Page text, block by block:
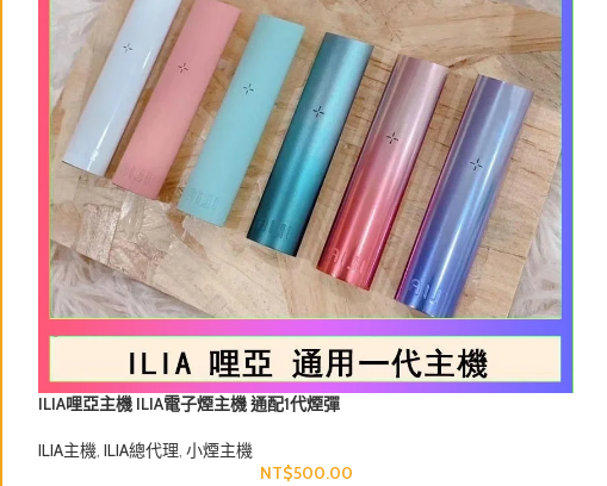
ILIA哩亞主機 ILIA電子煙主機 通配1代煙彈
ILIA主機, ILIA總代理, 小煙主機
NT$500.00